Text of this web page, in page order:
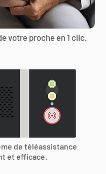
votre proche en 1 clic.
de téléassistance
et efficace.